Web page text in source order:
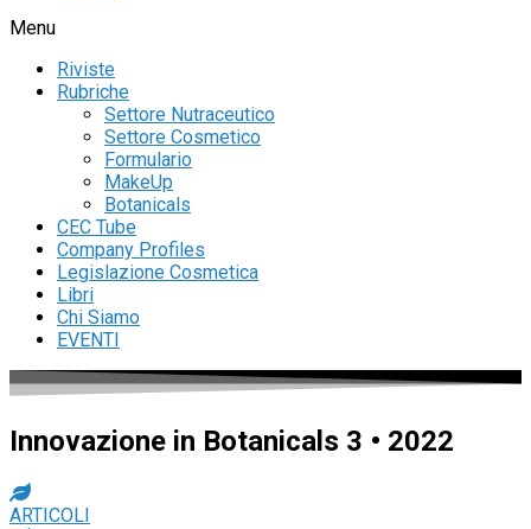
Menu
Riviste
Rubriche
Settore Nutraceutico
Settore Cosmetico
Formulario
MakeUp
Botanicals
CEC Tube
Company Profiles
Legislazione Cosmetica
Libri
Chi Siamo
EVENTI
Innovazione in Botanicals 3 • 2022
ARTICOLI